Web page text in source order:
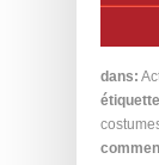
dans: